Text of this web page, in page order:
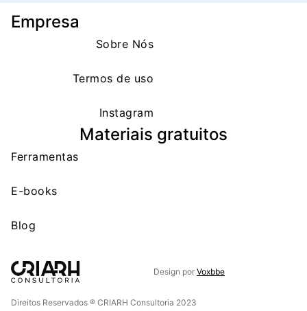
Materiais gratuitos
Ferramentas
E-books
Blog
Empresa
Sobre Nós
Termos de uso
Instagram
Direitos Reservados ® CRIARH Consultoria 2023
Design por Voxbbe